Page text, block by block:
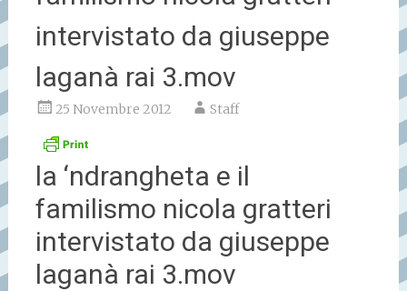
intervistato da giuseppe
laganà rai 3.mov
25 Novembre 2012 Staff
la ‘ndrangheta e il
familismo nicola gratteri
intervistato da giuseppe
laganà rai 3.mov